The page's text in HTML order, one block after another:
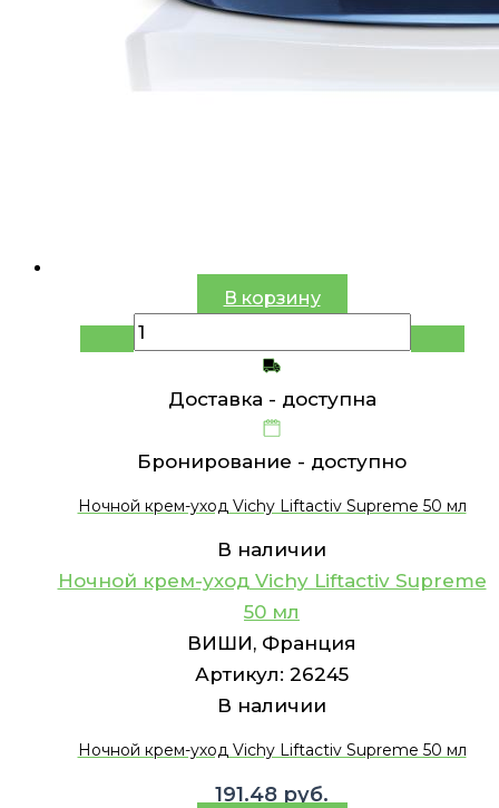
В корзину
Доставка - доступна
Бронирование - доступно
Ночной крем-уход Vichy Liftactiv Supreme 50 мл
В наличии
Ночной крем-уход Vichy Liftactiv Supreme
50 мл
ВИШИ, Франция
Артикул: 26245
В наличии
Ночной крем-уход Vichy Liftactiv Supreme 50 мл
191.48 руб.